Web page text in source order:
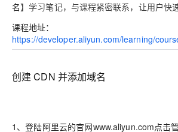
名】学习笔记，与课程紧密联系，让用户快
课程地址：
https://developer.aliyun.com/learning/
创建 CDN 并添加域名
1、登陆阿里云的官网www.aliyun.com点击